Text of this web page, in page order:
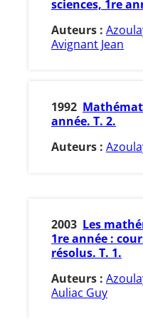
sciences, 1re
Auteurs :
Avignant Jean
1992
année. T. 2.
Auteurs :
2003 Les
1re année :
résolus. T. 1.
Auteurs :
Auliac Guy